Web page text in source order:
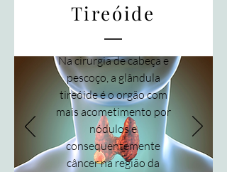
Tireóide
Na cirurgia de cabeça e
pescoço, a glândula
tireóide é o orgão com
mais acometimento por
nódulos e
consequentemente
câncer na região da